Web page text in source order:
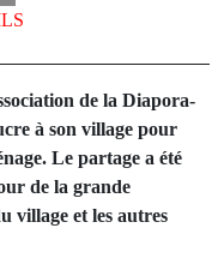
de la Diapora-
à son village pour
Le partage a été
de la grande
village et les autres